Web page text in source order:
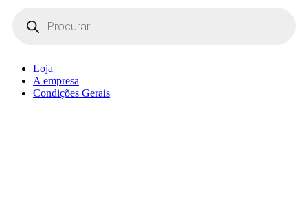
search
Loja
A empresa
Condições Gerais